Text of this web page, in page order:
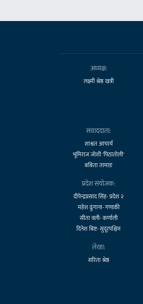
अध्यक्ष:
लक्ष्मी श्रेष्ठ खत्री
संवाददाता:
शाश्वत आचार्य
भूमिराज जोशी 'पिठातोली'
बबिता तामाङ
प्रदेश संयोजक:
दीपेन्द्रप्रसाद सिंह- प्रदेश २
महेश ढुंगाना- गण्डकी
सीता वली- कर्णाली
दिनेश बिष्ट- सुदूरपश्चिम
लेखा:
सरिता श्रेष्ठ